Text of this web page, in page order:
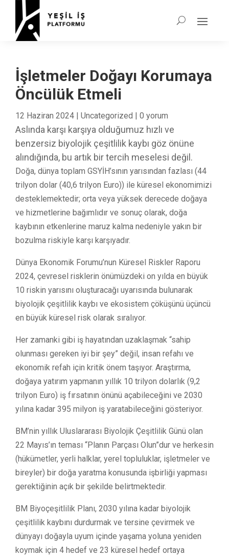
İşletmeler Doğayı Korumaya
Öncülük Etmeli
12 Haziran 2024 | Uncategorized | 0 yorum
Aslında karşı karşıya olduğumuz hızlı ve
benzersiz biyolojik çeşitlilik kaybı göz önüne
alındığında, bu artık bir tercih meselesi değil.
Doğa, dünya toplam GSYİH’sının yarısından fazlası (44
trilyon dolar (40,6 trilyon Euro)) ile küresel ekonomimizi
desteklemektedir; orta veya yüksek derecede doğaya
ve hizmetlerine bağımlıdır ve sonuç olarak, doğa
kaybının etkenlerine maruz kalma nedeniyle yakın bir
bozulma riskiyle karşı karşıyadır.
Dünya Ekonomik Forumu’nun Küresel Riskler Raporu
2024, çevresel risklerin önümüzdeki on yılda en büyük
10 riskin yarısını oluşturacağı uyarısında bulunarak
biyolojik çeşitlilik kaybı ve ekosistem çöküşünü üçüncü
en büyük küresel risk olarak sıralıyor.
Her zamanki gibi iş hayatından uzaklaşmak “sahip
olunması gereken iyi bir şey” değil, insan refahı ve
ekonomik refah için kritik önem taşıyor. Araştırma,
doğaya yatırım yapmanın yıllık 10 trilyon dolarlık (9,2
trilyon Euro) iş fırsatının önünü açabileceğini ve 2030
yılına kadar 395 milyon iş yaratabileceğini gösteriyor.
BM’nin yıllık Uluslararası Biyolojik Çeşitlilik Günü olan
22 Mayıs’ın teması “Planın Parçası Olun”dur ve herkesin
(hükümetler, yerli halklar, yerel topluluklar, işletmeler ve
bireyler) bir doğa yaratma konusunda işbirliği yapması
gerektiğinin açık bir şekilde belirtmektedir.
BM Biyoçeşitlilik Planı, 2030 yılına kadar biyolojik
çeşitlilik kaybını durdurmak ve tersine çevirmek ve
dünyayı doğayla uyum içinde yaşama yoluna yeniden
koymak için 4 hedef ve 23 küresel hedef ortaya